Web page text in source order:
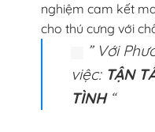
nghiệm cam kết
cho thú cưng với
” Với
việc: TẬN
TÌNH“